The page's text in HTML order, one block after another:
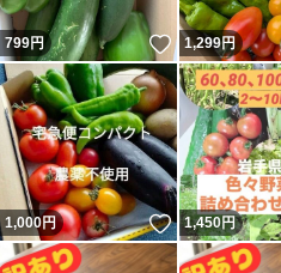
799円 いいね！
1,299円
1,000円 いいね！
1,450円